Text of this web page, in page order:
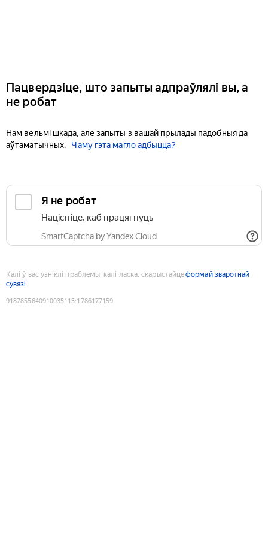
Пацвердзіце, што запыты адпраўлялі вы, а
не робат
Нам вельмі шкада, але запыты з вашай прылады падобныя да
аўтаматычных.
Чаму гэта магло адбыцца?
Я не робат
Націсніце, каб працягнуць
SmartCaptcha by Yandex Cloud
Калі ў вас узніклі праблемы, калі ласка, скарыстайцеформай зваротнай
сувязі
9187855640910035115:1786177159